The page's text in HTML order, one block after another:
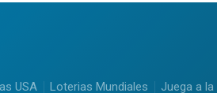
USA Loterias Mundiales Juega a